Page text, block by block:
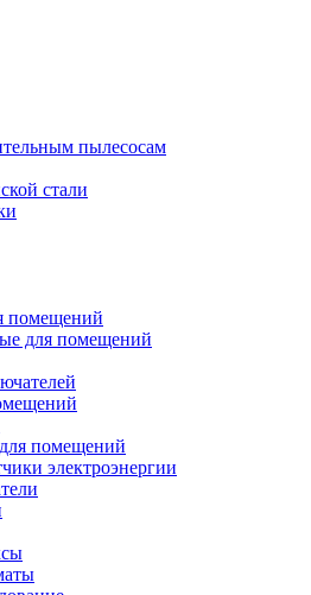
пылесосам
стали
помещений
для помещений
помещений
электроэнергии